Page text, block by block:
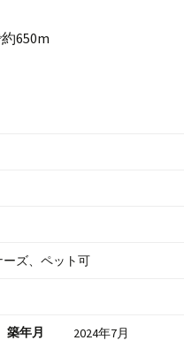
650m
ーズ、ペット可
築年月 2024年7月